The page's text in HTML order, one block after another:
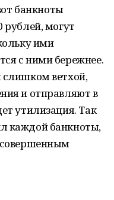
банкноты
рублей, могут
ими
с ними бережнее.
слишком ветхой,
и отправляют в
утилизация. Так
каждой банкноты,
совершенным